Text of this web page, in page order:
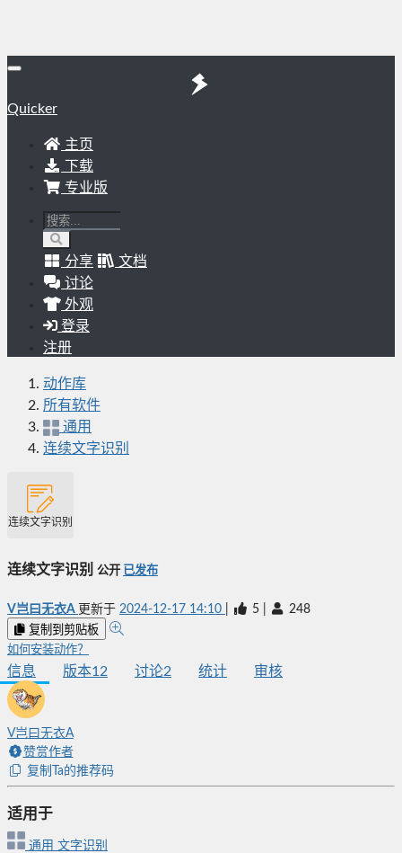
Quicker
主页
下载
专业版
分享
文档
讨论
外观
登录
注册
动作库
所有软件
通用
连续文字识别
连续文字识别
连续文字识别 公开 已发布
V岂曰无衣A 更新于 2024-12-17 14:10 5 248
复制到剪贴板
如何安装动作？
信息 版本12 讨论2 统计 审核
V岂曰无衣A
赞赏作者
复制Ta的推荐码
适用于
通用 文字识别